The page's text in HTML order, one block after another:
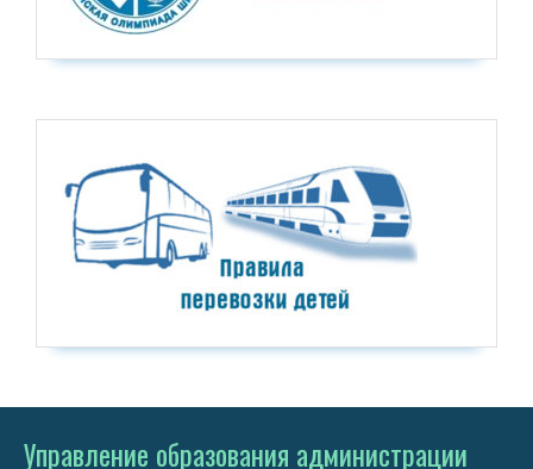
Управление образования администрации